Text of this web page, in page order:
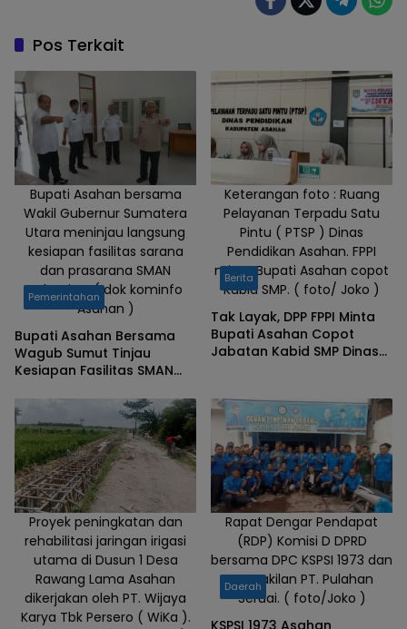
Pos Terkait
Bupati Asahan bersama
Wakil Gubernur Sumatera
Utara meninjau langsung
kesiapan fasilitas sarana
dan prasarana SMAN
Rahuning. ( dok kominfo
Asahan )
Pemerintahan
Bupati Asahan Bersama
Wagub Sumut Tinjau
Kesiapan Fasilitas SMAN
Keterangan foto : Ruang
Pelayanan Terpadu Satu
Pintu ( PTSP ) Dinas
Pendidikan Asahan. FPPI
minta Bupati Asahan copot
Kabid SMP. ( foto/ Joko )
Berita
Tak Layak, DPP FPPI Minta
Bupati Asahan Copot
Jabatan Kabid SMP Dinas
Proyek peningkatan dan
rehabilitasi jaringan irigasi
utama di Dusun 1 Desa
Rawang Lama Asahan
dikerjakan oleh PT. Wijaya
Karya Tbk Persero ( WiKa ).
Rapat Dengar Pendapat
(RDP) Komisi D DPRD
bersama DPC KSPSI 1973 dan
perwakilan PT. Pulahan
Seruai. ( foto/Joko )
Daerah
KSPSI 1973 Asahan